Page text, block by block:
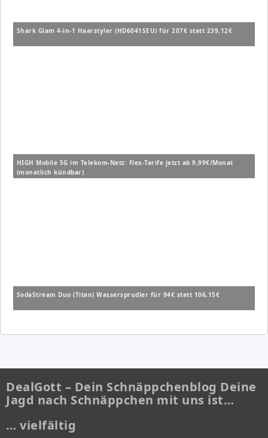
Shark Glam 4-in-1 Haarstyler (HD6041SEU) für 207€ statt 239,12€
HIGH Mobile 5G im Telekom-Netz: Flex-Tarife jetzt ab 9,99€/Monat
(monatlich kündbar)
SodaStream Duo (Titan) Wassersprudler für 94€ statt 106,15€
DealGott – Dein Schnäppchenblog Deine
Jagd nach Schnäppchen mit uns ist…
… vielfältig